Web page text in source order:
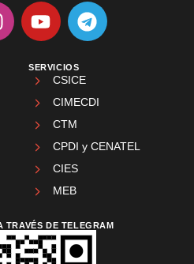
SERVICIOS
CSICE
CIMECDI
CTM
CPDI y CENATEL
CIES
MEB
TRAVÉS DE TELEGRAM